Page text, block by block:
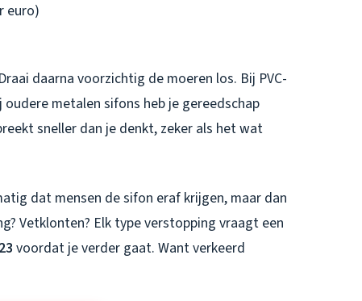
euro)
daarna voorzichtig de moeren los. Bij PVC-
metalen sifons heb je gereedschap
sneller dan je denkt, zeker als het wat
dat mensen de sifon eraf krijgen, maar dan
Vetklonten? Elk type verstopping vraagt een
voordat je verder gaat. Want verkeerd